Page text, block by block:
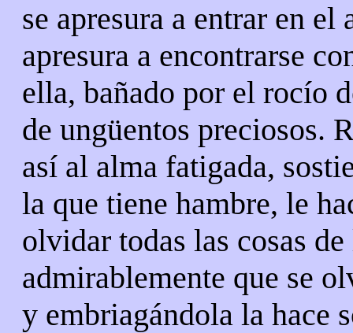
se apresura a entrar en el
apresura a encontrarse
ella, bañado por el rocío
de ungüentos preciosos.
así al alma fatigada,
la que tiene hambre, le
olvidar todas las cosas
admirablemente que se
y embriagándola la hace